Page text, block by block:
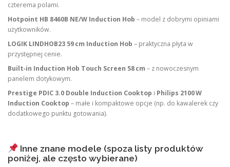
czterema polami.
Hotpoint HB 8460B NE/W Induction Hob – model z dobrymi opiniami
użytkowników.
LOGIK LINDHOB23 59 cm Induction Hob – praktyczna płyta w
przystępnej cenie.
Built‑in Induction Hob Touch Screen 58 cm – z nowoczesnym
panelem dotykowym.
Prestige PDIC 3.0 Double Induction Cooktop i Philips 2100 W
Induction Cooktop – małe i kompaktowe opcje (np. do kawalerek czy
dodatkowego punktu gotowania).
Inne znane modele (spoza listy produktów
poniżej, ale często wybierane)